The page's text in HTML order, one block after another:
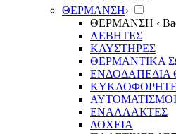
ΘΕΡΜΑΝΣΗ›
ΘΕΡΜΑΝΣΗ ‹
ΛΕΒΗΤΕΣ
ΚΑΥΣΤΗΡΕΣ
ΘΕΡΜΑΝΤΙΚΑ
ΕΝΔΟΔΑΠΕΔΙΑ
ΑΥΤΟΜΑΤΙΣΜΟΙ
ΕΝΑΛΛΑΚΤΕΣ
ΔΟΧΕΙΑ